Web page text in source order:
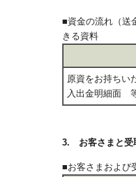
■資金の流れ（送
きる資料
原資をお持ちい
入出金明細面
3. お客さまと受
■お客さまおよび